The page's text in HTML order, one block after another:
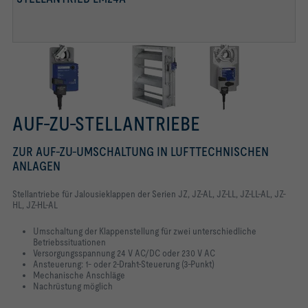
AUF-ZU-STELLANTRIEBE
ZUR AUF-ZU-UMSCHALTUNG IN LUFTTECHNISCHEN
ANLAGEN
Stellantriebe für Jalousieklappen der Serien JZ, JZ-AL, JZ-LL, JZ-LL-AL, JZ-
HL, JZ-HL-AL
Umschaltung der Klappenstellung für zwei unterschiedliche
Betriebssituationen
Versorgungsspannung 24 V AC/DC oder 230 V AC
Ansteuerung: 1- oder 2-Draht-Steuerung (3-Punkt)
Mechanische Anschläge
Nachrüstung möglich